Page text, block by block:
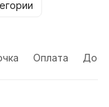
Оплата